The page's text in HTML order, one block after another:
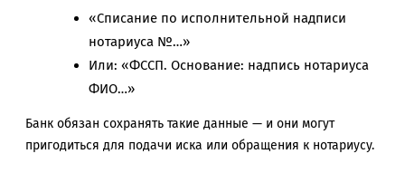
«Списание по исполнительной надписи
нотариуса №…»
Или: «ФССП. Основание: надпись нотариуса
ФИО…»
Банк обязан сохранять такие данные — и они могут
пригодиться для подачи иска или обращения к нотариусу.